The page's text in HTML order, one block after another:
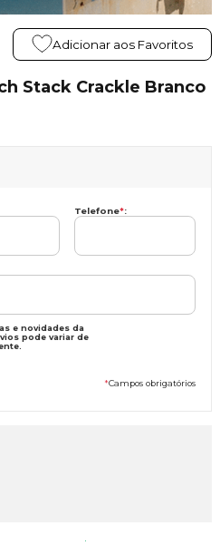
Adicionar aos Favoritos
Stack Crackle Branco
Telefone*:
e novidades da
pode variar de
*Campos obrigatórios